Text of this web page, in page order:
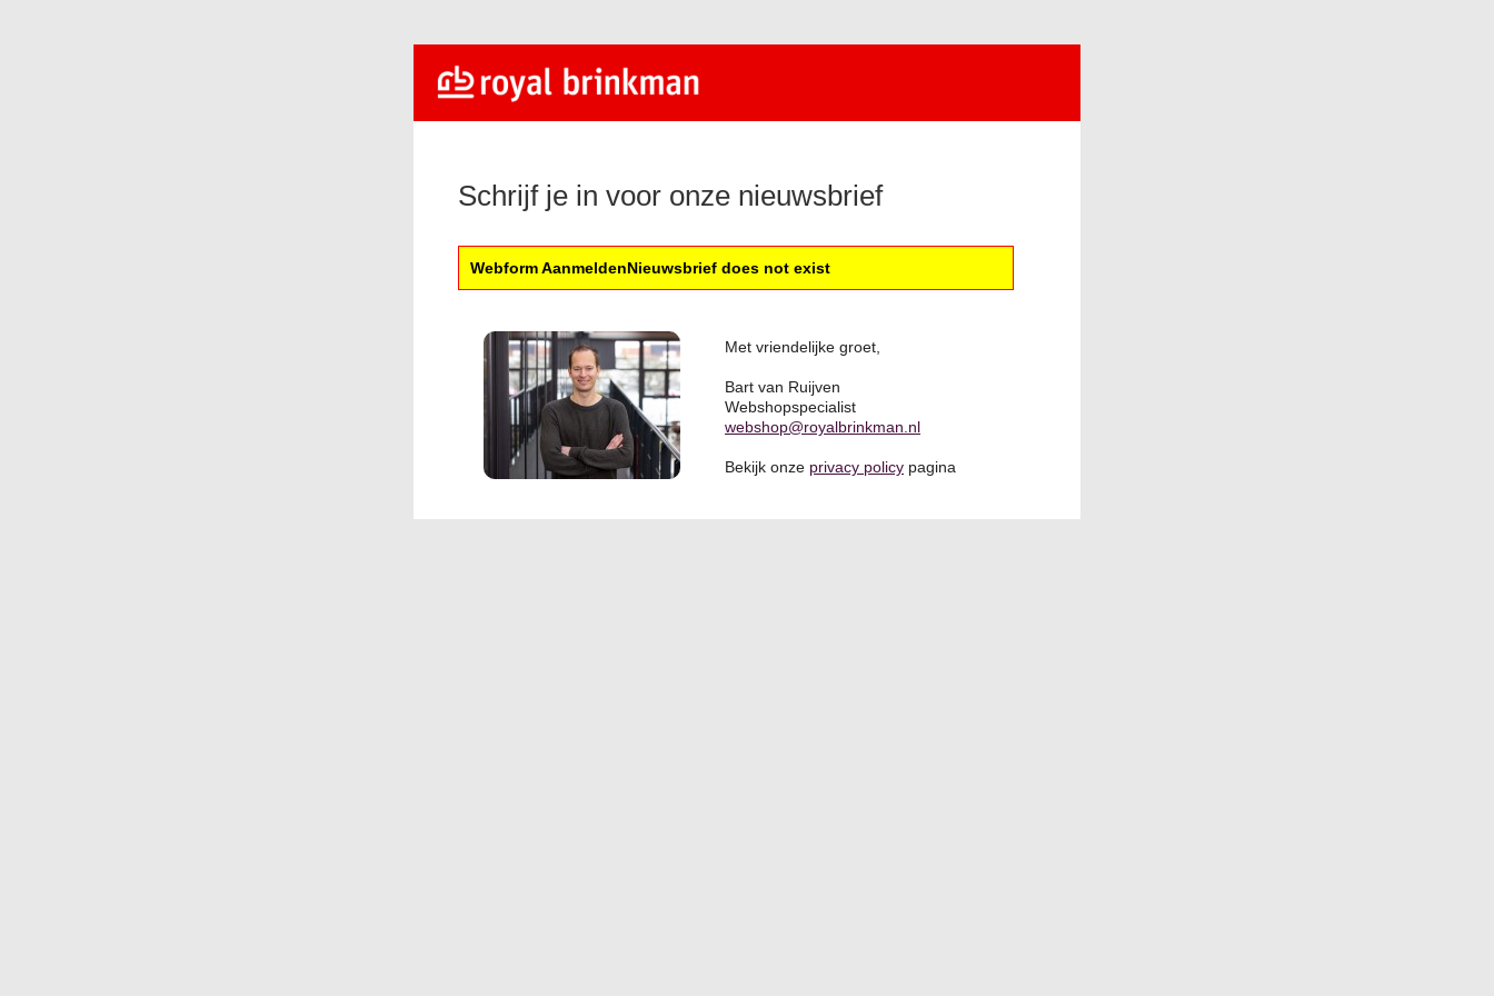
Schrijf je in voor onze nieuwsbrief
Webform AanmeldenNieuwsbrief does not exist
Met vriendelijke groet,
Bart van Ruijven
Webshopspecialist
webshop@royalbrinkman.nl
Bekijk onze privacy policy pagina